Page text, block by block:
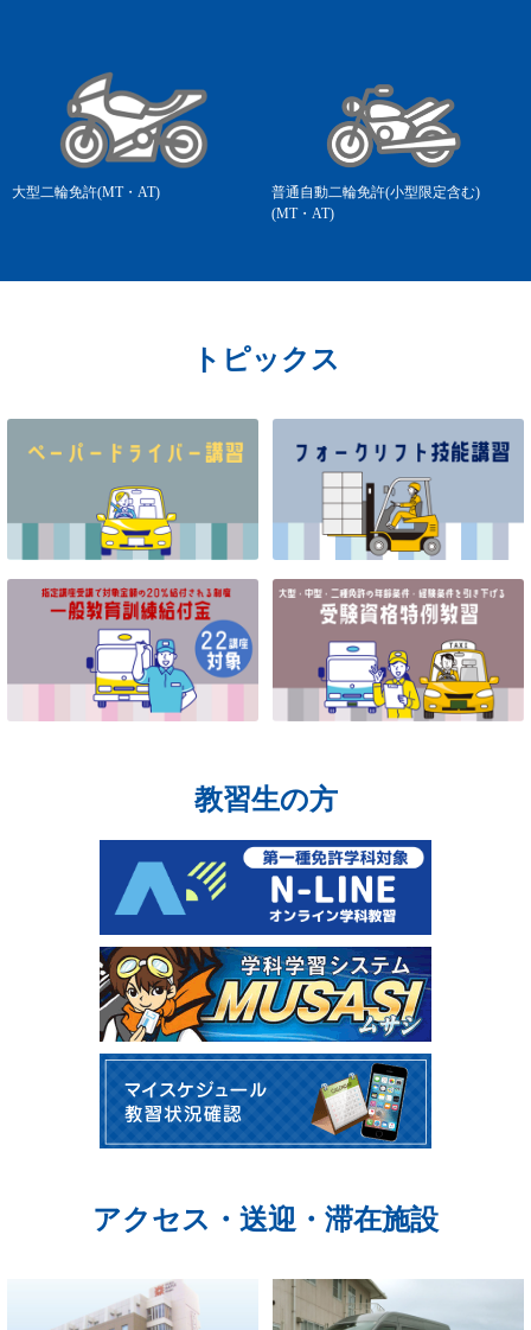
大型二輪免許(MT・AT)
普通自動二輪免許(小型限定含む)
(MT・AT)
トピックス
教習生の方
アクセス・送迎・滞在施設